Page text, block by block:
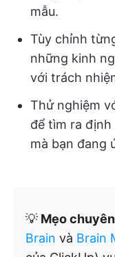
mẫu.
Tùy chỉnh
những kinh
với trách
Thử nghiệm
để tìm ra
mà bạn đang
💡 Mẹo
Brain và Brain